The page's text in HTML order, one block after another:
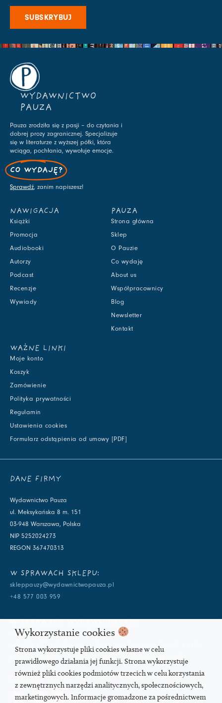
SUBSKRYBUJ
WYDAWNICTWO
PAUZA
Pauza zrodziła się z pasji – do czytania i
dobrej prozy zagranicznej. Specjalizuje
się w literaturze z wyższej półki, która
wciąga, pochłania, wywołuje emocje.
CO WYDAJĘ?
Sprawdź, zanim napiszesz!
NAWIGACJA
Książki
Promocja
Audiobooki
Autorzy
Podcast
Recenzje
Wywiady
PAUZA
Strona główna
Sklep
O Pauzie
Co wydaję
About us
Współpracownicy
Blog
Newsletter
Kontakt
WAŻNE LINKI
Moje konto
Koszyk
Zamówienie
Polityka prywatności
Regulamin
Ustawienia cookies
Formularz odstąpienia od umowy [PDF]
DANE FIRMY
Wydawnictwo Pauza
ul. Meksykańska 8 m. 151
03-948 Warszawa, Polska
NIP 5252024273
REGON 367470313
W SPRAWACH SKLEPU:
skleppauzy@wydawnictwopauza.pl
+48 577 003 959
info@wydawnictwopauza.pl
+48 501 177 119 (czynny w dni powszednie w godzinach 11-15,
proszę o wysłanie wiadomości SMS, gdybym nie odbierała)
SOCIAL MEDIA
Wykorzystanie cookies
Strona wykorzystuje pliki cookies własne w celu
prawidłowego działania jej funkcji. Strona wykorzystuje
również pliki cookies podmiotów trzecich w celu korzystania
z zewnętrznych narzędzi analitycznych, społecznościowych,
marketingowych. Informacje gromadzone za pośrednictwem